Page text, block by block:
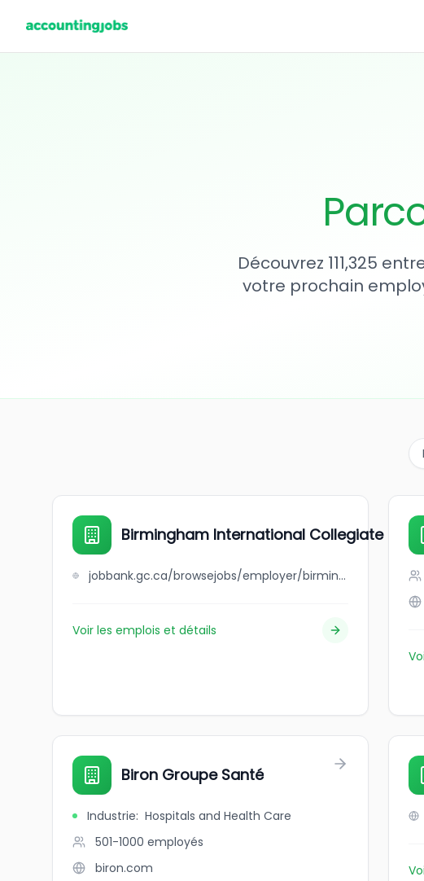
Découvrez 111,325
votre prochain
Birmingham International Collegiate of
jobbank.gc.ca/browsejobs/employer/birmingham+international+collegiate+of+canada/ca
Voir les emplois et détails
Biron Groupe Santé
Industrie: Hospitals and Health Care
501-1000 employés
biron.com